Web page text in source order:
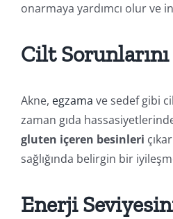
onarmaya yardımcı olur ve
Cilt
Akne, egzama ve sedef gibi
zaman gıda
gluten içeren besinleri
sağlığında belirgin bir
Enerji